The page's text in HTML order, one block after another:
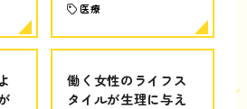
医療
働く女性のライフス
タイルが生理に与え